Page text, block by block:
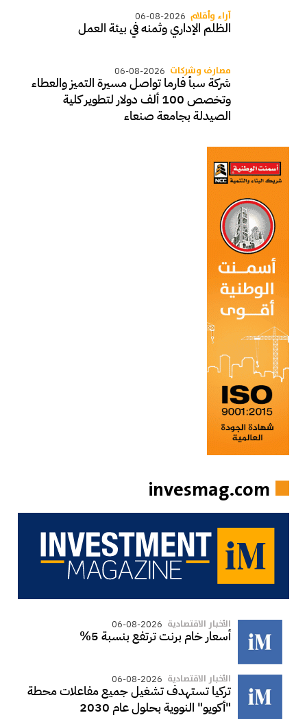
آراء وأقلام 06-08-2026
الظلم الإداري وثمنه في بيئة العمل
مصارف وشركات 06-08-2026
شركة سبأ فارما تواصل مسيرة التميز والعطاء
وتخصص 100 ألف دولار لتطوير كلية
الصيدلة بجامعة صنعاء
invesmag.com
الأخبار الاقتصادية 06-08-2026
أسعار خام برنت ترتفع بنسبة 5%
الأخبار الاقتصادية 06-08-2026
تركيا تستهدف تشغيل جميع مفاعلات محطة
"أكويو" النووية بحلول عام 2030